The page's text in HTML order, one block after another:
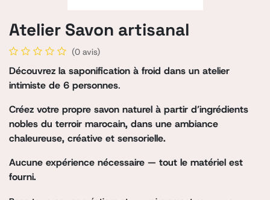
Atelier Savon artisanal
(0 avis)
Découvrez la saponification à froid dans un atelier
intimiste de 6 personnes.
Créez votre propre savon naturel à partir d’ingrédients
nobles du terroir marocain, dans une ambiance
chaleureuse, créative et sensorielle.
Aucune expérience nécessaire — tout le matériel est
fourni.